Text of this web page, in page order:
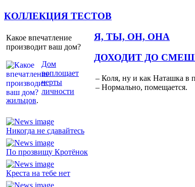
КОЛЛЕКЦИЯ ТЕСТОВ
Какое впечатление
производит ваш дом?
Дом
воплощает
черты
личности
жильцов.
Я, ТЫ, ОН, ОНА
Никогда не сдавайтесь
По прозвищу Кротёнок
Креста на тебе нет
ДОХОДИТ ДО
– Коля, ну и как Наташка в
– Нормально, помещается.